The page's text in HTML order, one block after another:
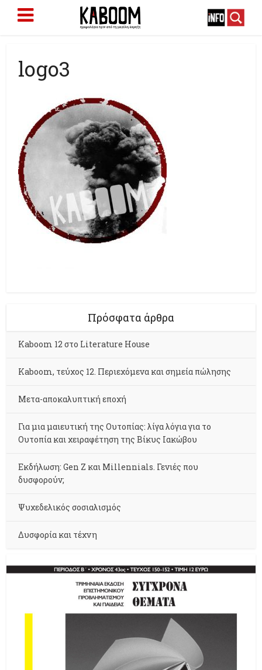
logo3
Πρόσφατα άρθρα
Kaboom 12 στο Literature House
Kaboom, τεύχος 12. Περιεχόμενα και σημεία πώλησης
Μετα-αποκαλυπτική εποχή
Για μια μαιευτική της Ουτοπίας: λίγα λόγια για το
Ουτοπία και χειραφέτηση της Βίκυς Ιακώβου
Εκδήλωση: Gen Z και Millennials. Γενιές που
δυσφορούν;
Ψυχεδελικός σοσιαλισμός
Δυσφορία και τέχνη